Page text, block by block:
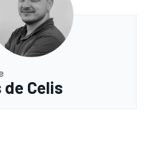
de Celis